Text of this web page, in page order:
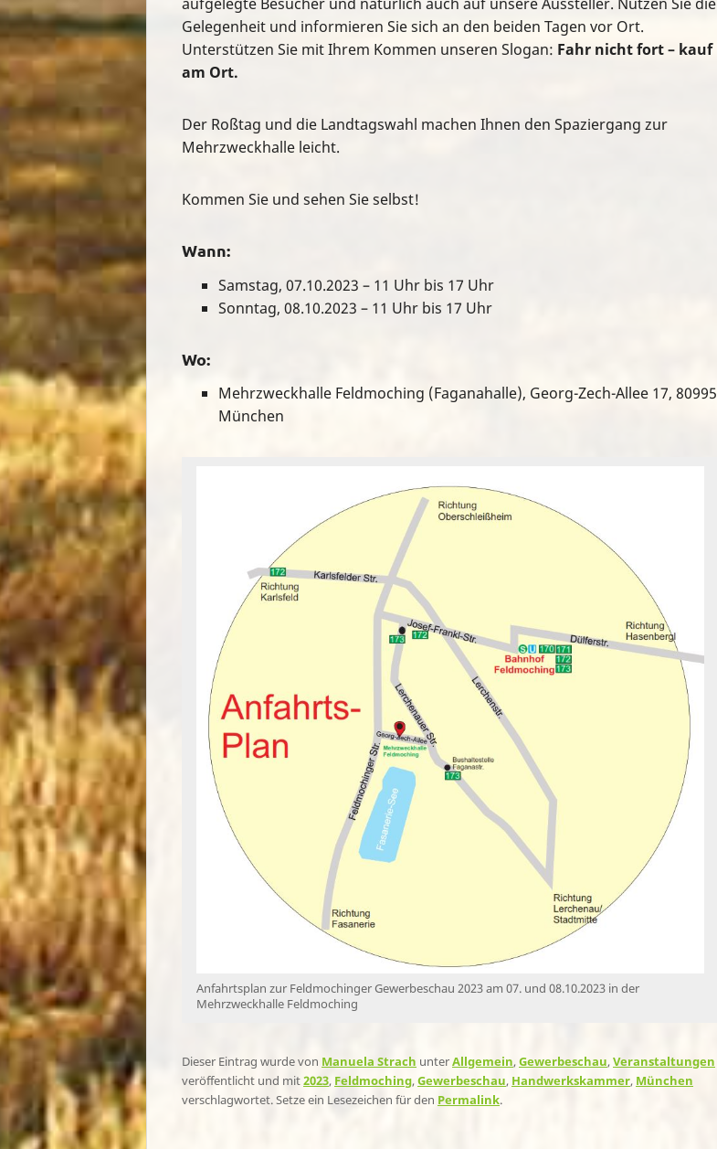
Gelegenheit und informieren Sie sich an den beiden Tagen vor Ort.
Unterstützen Sie mit Ihrem Kommen unseren Slogan: Fahr nicht fort – kauf
am Ort.
Der Roßtag und die Landtagswahl machen Ihnen den Spaziergang zur
Mehrzweckhalle leicht.
Kommen Sie und sehen Sie selbst!
Wann:
Samstag, 07.10.2023 – 11 Uhr bis 17 Uhr
Sonntag, 08.10.2023 – 11 Uhr bis 17 Uhr
Wo:
Mehrzweckhalle Feldmoching (Faganahalle), Georg-Zech-Allee 17, 80995
München
Anfahrtsplan zur Feldmochinger Gewerbeschau 2023 am 07. und 08.10.2023 in der
Mehrzweckhalle Feldmoching
Dieser Eintrag wurde von Manuela Strach unterAllgemein,Gewerbeschau,Veranstaltungen
veröffentlicht und mit2023, Feldmoching,Gewerbeschau, Handwerkskammer, München
verschlagwortet. Setze ein Lesezeichen für den Permalink.